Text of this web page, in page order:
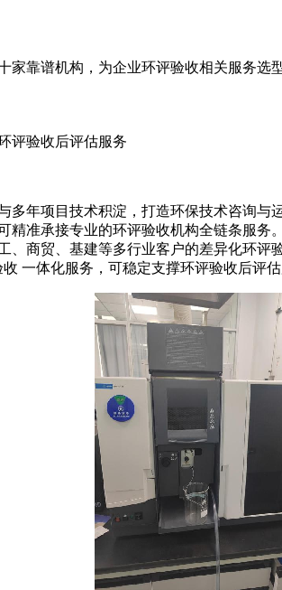
谱机构，为企业环评验收相关服务选
评验收后评估服务
项目技术积淀，打造环保技术咨询与
精准承接专业的环评验收机构全链条服
商贸、基建等多行业客户的差异化环
一体化服务，可稳定支撑环评验收后评估